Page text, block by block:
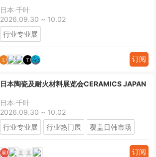
日本·千叶
2026.09.30 ~ 10.02
行业专业展
订阅
日本陶瓷及耐火材料展览会CERAMICS JAPAN
日本·千叶
2026.09.30 ~ 10.02
行业专业展
行业热门展 覆盖日韩市场
订阅